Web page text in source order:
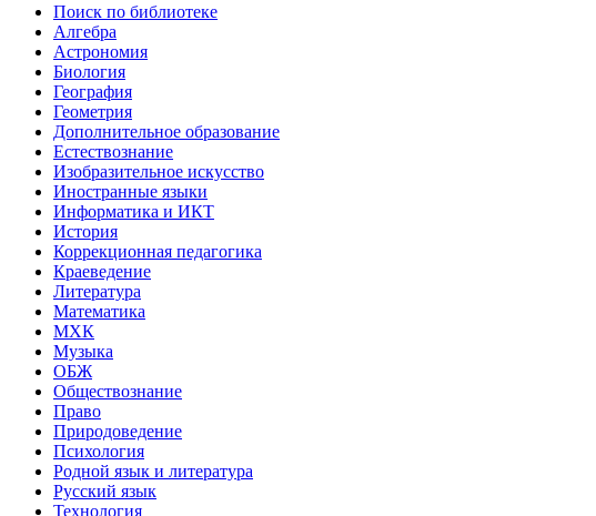
Поиск по библиотеке
Алгебра
Астрономия
Биология
География
Геометрия
Дополнительное образование
Естествознание
Изобразительное искусство
Иностранные языки
Информатика и ИКТ
История
Коррекционная педагогика
Краеведение
Литература
Математика
МХК
Музыка
ОБЖ
Обществознание
Право
Природоведение
Психология
Родной язык и литература
Русский язык
Технология